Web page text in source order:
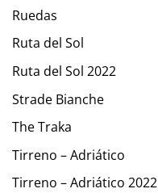
Ruedas
Ruta del Sol
Ruta del Sol 2022
Strade Bianche
The Traka
Tirreno – Adriático
Tirreno – Adriático 2022